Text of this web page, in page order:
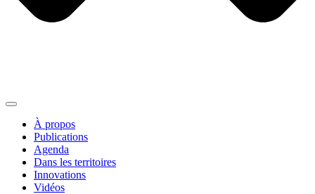
À propos
Publications
Agenda
Dans les territoires
Innovations
Vidéos